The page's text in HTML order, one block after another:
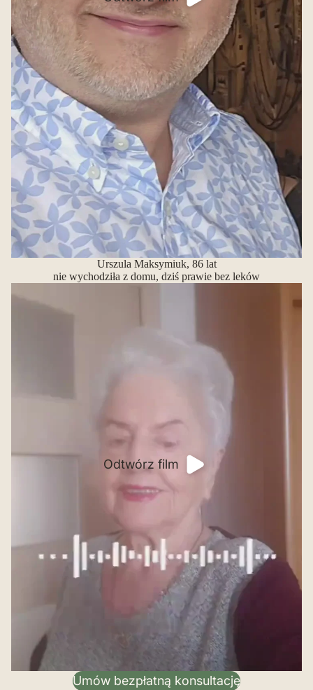
Urszula Maksymiuk, 86 lat
nie wychodziła z domu, dziś prawie bez leków
Odtwórz film
Umów bezpłatną konsultację